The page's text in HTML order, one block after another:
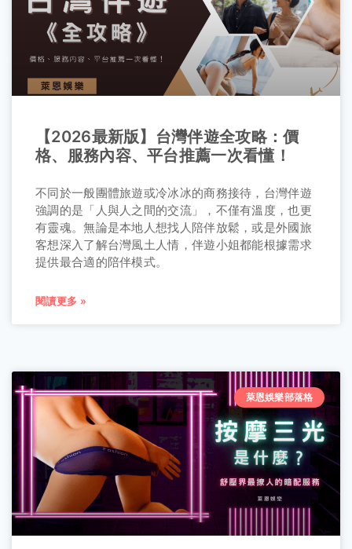
【2026最新版】台灣伴遊全攻略：價
格、服務內容、平台推薦一次看懂！
不同於一般團體旅遊或冷冰冰的商務接待，台灣伴遊
強調的是「人與人之間的交流」，不僅有溫度，也更
有靈魂。無論是本地人想找人陪伴放鬆，或是外國旅
客想深入了解台灣風土人情，伴遊小姐都能根據需求
提供最合適的陪伴模式。
閱讀更多 »
萊恩娛樂部落格